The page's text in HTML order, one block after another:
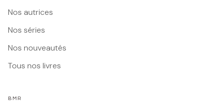
Nos autrices
Nos séries
Nos nouveautés
Tous nos livres
BMR